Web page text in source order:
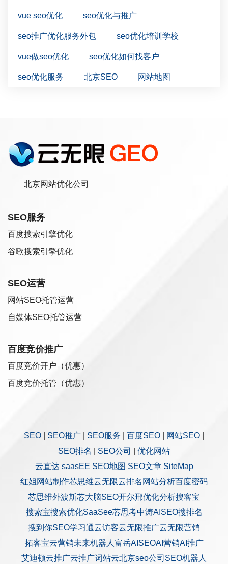
vue seo优化 seo优化与推广
seo推广优化服务外包 seo优化培训学校
vue做seo优化 seo优化如何找客户
seo优化服务 北京SEO 网站地图
北京网站优化公司
SEO服务
百度搜索引擎优化
谷歌搜索引擎优化
SEO运营
网站SEO托管运营
自媒体SEO托管运营
百度竞价推广
百度竞价开户（优惠）
百度竞价托管（优惠）
SEO SEO推广 SEO服务 百度SEO 网站SEO
SEO排名
SEO公司
优化网站
云直达 saasEE SEO地图 SEO文章 SiteMap
红姐网站制作芯思维云无限云排名 网站分析百度密码
芯思维外波斯芯大脑SEO开尔邢优化分析搜客宝
搜索宝搜索优化SaaSee芯思考中涛AISEO搜排名
搜到你SEO学习通云访客云无限推广云无限营销
拓客宝云营销未来机器人 富岳AISEOAI营销AI推广
艾迪顿云推广云推广词站云北京seo公司 SEO机器人